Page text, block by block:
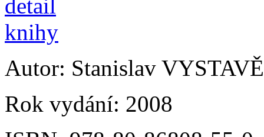
Autor: Stanislav
Rok vydání: 2008